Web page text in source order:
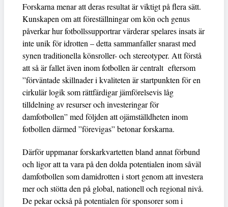
Forskarna menar att deras resultat är viktigt på flera sätt.
Kunskapen om att föreställningar om kön och genus
påverkar hur fotbollssupportrar värderar spelares insats är
inte unik för idrotten – detta sammanfaller snarast med
synen traditionella könsroller- och stereotyper. Att förstå
att så är fallet även inom fotbollen är centralt eftersom
”förväntade skillnader i kvaliteten är startpunkten för en
cirkulär logik som rättfärdigar jämförelsevis låg
tilldelning av resurser och investeringar för
damfotbollen” med följden att ojämställdheten inom
fotbollen därmed ”förevigas” betonar forskarna.
Därför uppmanar forskarkvartetten bland annat förbund
och ligor att ta vara på den dolda potentialen inom såväl
damfotbollen som damidrotten i stort genom att investera
mer och stötta den på global, nationell och regional nivå.
De pekar också på potentialen för sponsorer som i